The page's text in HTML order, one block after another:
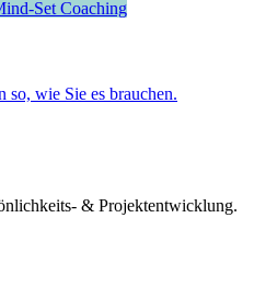
so, wie Sie es brauchen.
& Projektentwicklung.